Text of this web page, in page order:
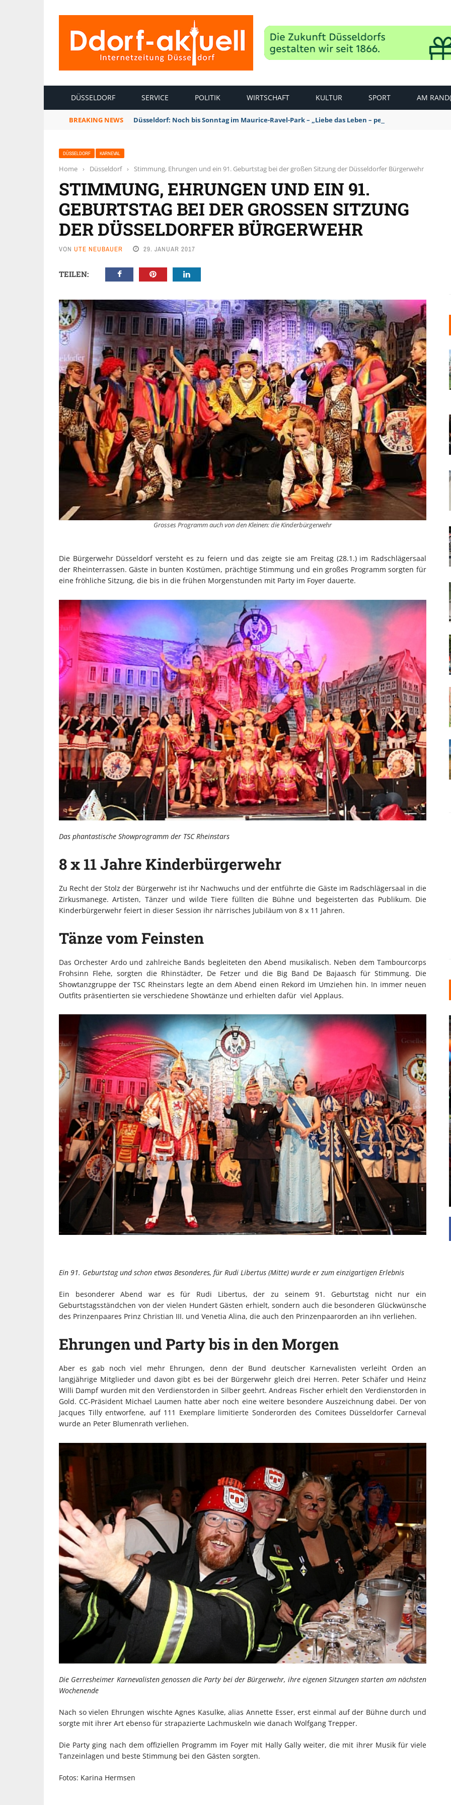
DÜSSELDORF SERVICE POLITIK WIRTSCHAFT KULTUR SPORT AM
BREAKING NEWS Düsseldorf: Noch bis Sonntag im Maurice-Ravel-Park – „Liebe das Leben – pempelfort music
DÜSSELDORF KARNEVAL
Home › Düsseldorf › Stimmung, Ehrungen und ein 91. Geburtstag bei der großen Sitzung der Düsseldorfer Bürgerwehr
STIMMUNG, EHRUNGEN UND EIN 91.
GEBURTSTAG BEI DER GROSSEN SITZUNG D
ER DÜSSELDORFER BÜRGERWEHR
VON UTE NEUBAUER 29. JANUAR 2017
TEILEN:
Grosses Programm auch von den Kleinen: die Kinderbürgerwehr
Die Bürgerwehr Düsseldorf versteht es zu feiern und das zeigte sie am Freitag (28.1.) im Radschlägersaal
der Rheinterrassen. Gäste in bunten Kostümen, prächtige Stimmung und ein großes Programm sorgten für
eine fröhliche Sitzung, die bis in die frühen Morgenstunden mit Party im Foyer dauerte.
Das phantastische Showprogramm der TSC Rheinstars
8 x 11 Jahre Kinderbürgerwehr
Zu Recht der Stolz der Bürgerwehr ist ihr Nachwuchs und der entführte die Gäste im Radschlägersaal in die
Zirkusmanege. Artisten, Tänzer und wilde Tiere füllten die Bühne und begeisterten das Publikum. Die
Kinderbürgerwehr feiert in dieser Session ihr närrisches Jubiläum von 8 x 11 Jahren.
Tänze vom Feinsten
Das Orchester Ardo und zahlreiche Bands begleiteten den Abend musikalisch. Neben dem Tambourcorps
Frohsinn Flehe, sorgten die Rhinstädter, De Fetzer und die Big Band De Bajaasch für Stimmung. Die
Showtanzgruppe der TSC Rheinstars legte an dem Abend einen Rekord im Umziehen hin. In immer neuen
Outfits präsentierten sie verschiedene Showtänze und erhielten dafür viel Applaus.
Ein 91. Geburtstag und schon etwas Besonderes, für Rudi Libertus (Mitte) wurde er zum einzigartigen Erlebnis
Ein besonderer Abend war es für Rudi Libertus, der zu seinem 91. Geburtstag nicht nur ein
Geburtstagsständchen von der vielen Hundert Gästen erhielt, sondern auch die besonderen Glückwünsche
des Prinzenpaares Prinz Christian III. und Venetia Alina, die auch den Prinzenpaarorden an ihn verliehen.
Ehrungen und Party bis in den Morgen
Aber es gab noch viel mehr Ehrungen, denn der Bund deutscher Karnevalisten verleiht Orden an
langjährige Mitglieder und davon gibt es bei der Bürgerwehr gleich drei Herren. Peter Schäfer und Heinz
Willi Dampf wurden mit den Verdienstorden in Silber geehrt. Andreas Fischer erhielt den Verdienstorden in
Gold. CC-Präsident Michael Laumen hatte aber noch eine weitere besondere Auszeichnung dabei. Der von
Jacques Tilly entworfene, auf 111 Exemplare limitierte Sonderorden des Comitees Düsseldorfer Carneval
wurde an Peter Blumenrath verliehen.
Die Gerresheimer Karnevalisten genossen die Party bei der Bürgerwehr, ihre eigenen Sitzungen starten am nächsten
Wochenende
Nach so vielen Ehrungen wischte Agnes Kasulke, alias Annette Esser, erst einmal auf der Bühne durch und
sorgte mit ihrer Art ebenso für strapazierte Lachmuskeln wie danach Wolfgang Trepper.
Die Party ging nach dem offiziellen Programm im Foyer mit Hally Gally weiter, die mit ihrer Musik für viele
Tanzeinlagen und beste Stimmung bei den Gästen sorgten.
Fotos: Karina Hermsen
INDUSTRIELLER CHIC: WIE
KUNSTSTOFFFENSTER DEN
LOFT-STIL IN IHREM
EINFAMILIENHAUS
UNTERSTÜTZEN
Die Inspiration des industriellen Chics sind die
Werkshallen des Industriezeitalters. Die Basis für
diesen Stil sind große Räume, schlicht gehalten
mit rustikalen Elementen und großen
Fensterflächen. Wie so vieles wurde ...